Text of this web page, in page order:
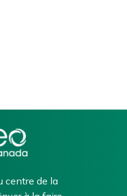
centre de la